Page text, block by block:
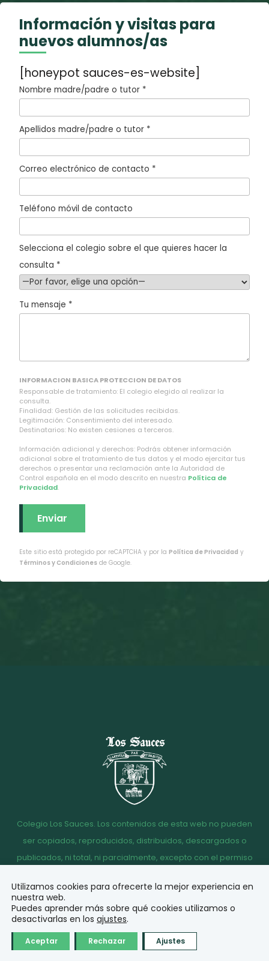
Información y visitas para
nuevos alumnos/as
[honeypot sauces-es-website]
Nombre madre/padre o tutor *
Apellidos madre/padre o tutor *
Correo electrónico de contacto *
Teléfono móvil de contacto
Selecciona el colegio sobre el que quieres hacer la
consulta *
Tu mensaje *
INFORMACION BASICA PROTECCION DE DATOS
Responsable de tratamiento: El colegio elegido al realizar la
consulta.
Finalidad: Gestión de las solicitudes recibidas.
Legitimación: Consentimiento del interesado.
Destinatarios: No existen cesiones a terceros.
Información adicional y derechos: Podrás obtener información
adicional sobre el tratamiento de tus datos y el modo ejercitar tus
derechos o presentar una reclamación ante la Autoridad de
Control española en el modo descrito en nuestra Política de
Privacidad.
Este sitio está protegido por reCAPTCHA y por la Política de Privacidad y
Términos y Condiciones de Google.
Colegio Los Sauces. Los contenidos de esta web no pueden
ser copiados, reproducidos, distribuidos, descargados o
publicados, ni total, ni parcialmente, excepto con el permiso
Aviso
legal
Política de
Privacidad
Política de
Cookies
Acceso
© Diseño y desarrollo
Utilizamos cookies para ofrecerte la mejor experiencia en
nuestra web.
Puedes aprender más sobre qué cookies utilizamos o
desactivarlas en los ajustes.
Aceptar Rechazar Ajustes